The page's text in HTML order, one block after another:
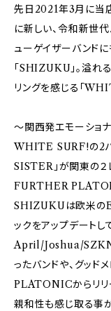
先日2021年3月に当
に新しい、令和新世
ューゲイザーバンド
「SHIZUKU」。溢れ
リングを感じる「
～関西発エモーショ
WHITE SURF!の2
SISTER」が関東の
FURTHER
SHIZUKUは欧米の
ックをアップデート
April/Joshua/
ったバンドや、グッ
PLATONICからリリ
親和性も感じ取る事